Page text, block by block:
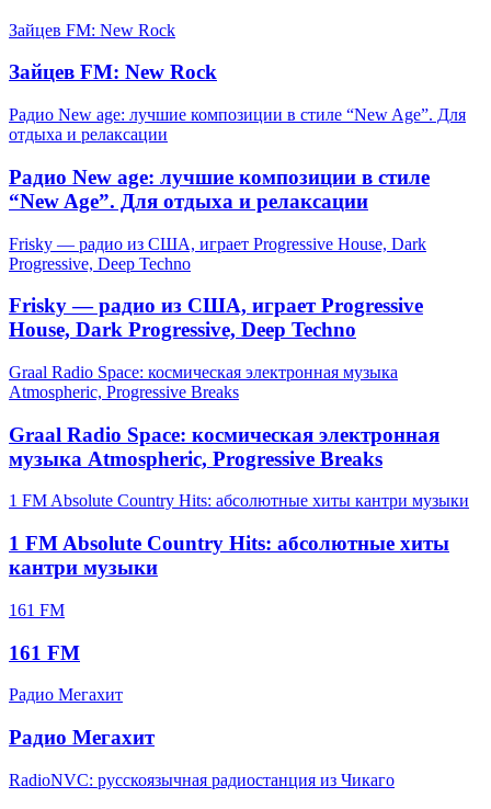
Зайцев FM: New Rock
Зайцев FM: New Rock
Радио New age: лучшие композиции в стиле “New Age”. Для
отдыха и релаксации
Радио New age: лучшие композиции в стиле
“New Age”. Для отдыха и релаксации
Frisky — радио из США, играет Progressive House, Dark
Progressive, Deep Techno
Frisky — радио из США, играет Progressive
House, Dark Progressive, Deep Techno
Graal Radio Space: космическая электронная музыка
Atmospheric, Progressive Breaks
Graal Radio Space: космическая электронная
музыка Atmospheric, Progressive Breaks
1 FM Absolute Country Hits: абсолютные хиты кантри музыки
1 FM Absolute Country Hits: абсолютные хиты
кантри музыки
161 FM
161 FM
Радио Мегахит
Радио Мегахит
RadioNVC: русскоязычная радиостанция из Чикаго